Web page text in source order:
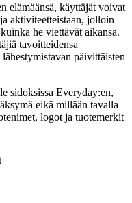
elämäänsä, käyttäjät voivat
aktiviteetteistaan, jolloin
he viettävät aikansa.
tavoitteidensa
päivittäisten
sidoksissa Everyday:en,
eikä millään tavalla
logot ja tuotemerkit